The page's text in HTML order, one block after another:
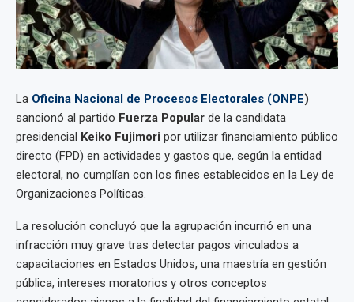
La Oficina Nacional de Procesos Electorales (ONPE)
sancionó al partido Fuerza Popular de la candidata
presidencial Keiko Fujimori por utilizar financiamiento público
directo (FPD) en actividades y gastos que, según la entidad
electoral, no cumplían con los fines establecidos en la Ley de
Organizaciones Políticas.
La resolución concluyó que la agrupación incurrió en una
infracción muy grave tras detectar pagos vinculados a
capacitaciones en Estados Unidos, una maestría en gestión
pública, intereses moratorios y otros conceptos